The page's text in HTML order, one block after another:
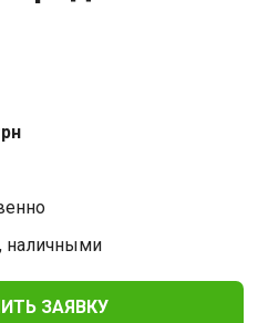
наличными
ЗАЯВКУ